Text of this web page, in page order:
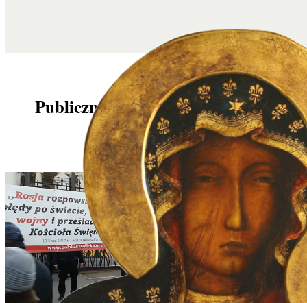
Publiczny różaniec pod rosyjską
ambasadą.